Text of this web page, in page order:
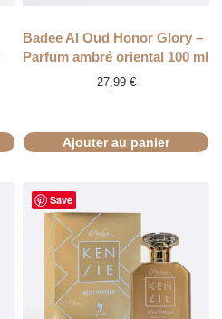
Badee Al Oud Honor Glory –
Parfum ambré oriental 100 ml
27,99 €
Ajouter au panier
Save